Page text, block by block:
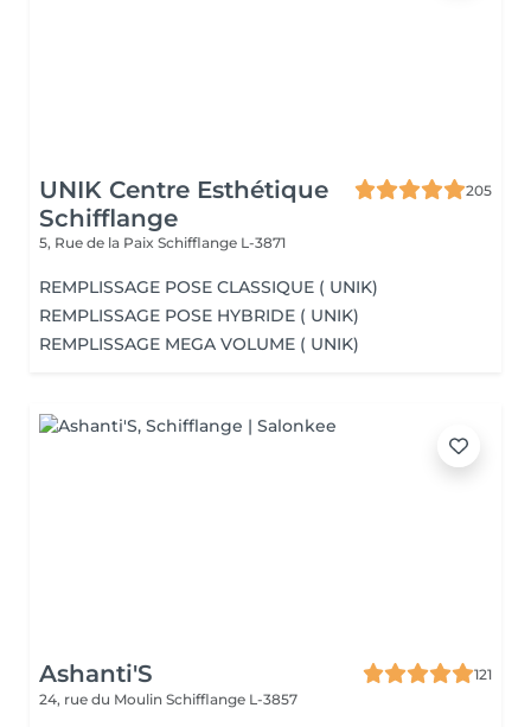
UNIK Centre Esthétique
Schifflange
205
5, Rue de la Paix Schifflange L-3871
REMPLISSAGE POSE CLASSIQUE ( UNIK)
REMPLISSAGE POSE HYBRIDE ( UNIK)
REMPLISSAGE MEGA VOLUME ( UNIK)
Ashanti'S
121
24, rue du Moulin Schifflange L-3857